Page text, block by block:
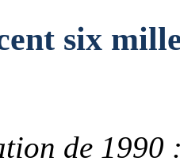
six mille
de 1990